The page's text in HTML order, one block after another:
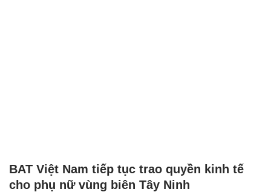
BAT Việt Nam tiếp tục trao quyền kinh tế
cho phụ nữ vùng biên Tây Ninh